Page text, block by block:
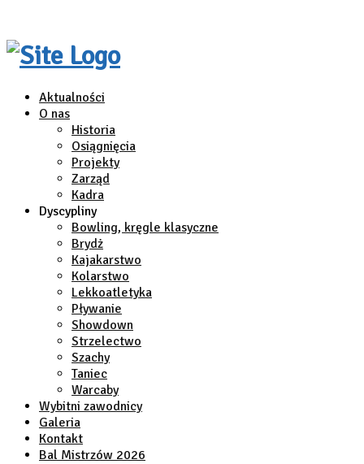
Aktualności
O nas
Historia
Osiągnięcia
Projekty
Zarząd
Kadra
Dyscypliny
Bowling, kręgle klasyczne
Brydż
Kajakarstwo
Kolarstwo
Lekkoatletyka
Pływanie
Showdown
Strzelectwo
Szachy
Taniec
Warcaby
Wybitni zawodnicy
Galeria
Kontakt
Bal Mistrzów 2026